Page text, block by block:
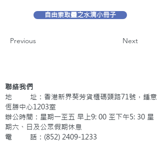
自由索取靈之水滴小冊子
Previous Next
聯絡我們
地 址：香港新界葵芳貨櫃碼頭路71號，鍾意
恆勝中心1203室
辦公時間：星期一至五 早上9: 00 至下午5: 30 星
期六、日及公眾假期休息
電 話：(852) 2409-1233